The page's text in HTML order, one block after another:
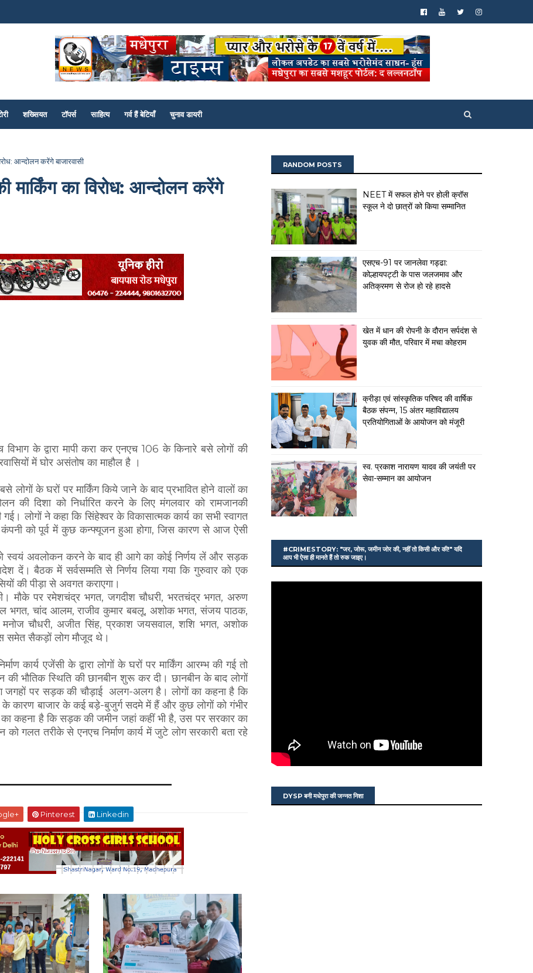
शख्सियत टॉपर्स साहित्य गर्व हैं बेटियाँ चुनाव डायरी
आन्दोलन करेंगे बाजारवासी
मार्किंग का विरोध: आन्दोलन करेंगे
के द्वारा मापी करा कर एनएच 106 के किनारे बसे लोगों की
में घोर असंतोष का माहौल है ।
लोगों के घरों पर मार्किंग किये जाने के बाद प्रभावित होने वालों का
दिशा को निर्धारित करने के लिए मंगलवार को रामजानकी
गई। लोगों ने कहा कि सिंहेश्वर के विकासात्मक कार्य का सभी स्वागत
कंपनी को पूर्व में कुछ कन्फ्यूजन हुआ होगा, जिस कारण से आज ऐसी
स्वयं अवलोकन करने के बाद ही आगे का कोई निर्णय लें और सड़क
दें। बैठक में सर्वसम्मति से निर्णय लिया गया कि गुरुवार को एक
की पीड़ा से अवगत कराएगा।
मौके पर रमेशचंद्र भगत, जगदीश चौधरी, भरतचंद्र भगत, अरुण
भगत, चांद आलम, राजीव कुमार बबलू, अशोक भगत, संजय पाठक,
मनोज चौधरी, अजीत सिंह, प्रकाश जयसवाल, शशि भगत, अशोक
समेत सैकड़ों लोग मौजूद थे।
कार्य एजेंसी के द्वारा लोगों के घरों पर मार्किंग आरम्भ की गई तो
भौतिक स्थिति की छानबीन शुरू कर दी। छानबीन के बाद लोगों
पर सड़क की चौड़ाई अलग-अलग है। लोगों का कहना है कि
के कारण बाजार के कई बड़े-बुजुर्ग सदमे में हैं और कुछ लोगों को गंभीर
का कहना है कि सड़क की जमीन जहां कहीं भी है, उस पर सरकार का
गलत तरीके से एनएच निर्माण कार्य में जुटे लोग सरकारी बता रहे
Pinterest Linkedin
RANDOM POSTS
NEET में सफल होने पर होली क्रॉस
स्कूल ने दो छात्रों को किया सम्मानित
एसएच-91 पर जानलेवा गड्ढा:
कोल्हायपट्टी के पास जलजमाव और
अतिक्रमण से रोज हो रहे हादसे
खेत में धान की रोपनी के दौरान सर्पदंश से
युवक की मौत, परिवार में मचा कोहराम
क्रीड़ा एवं सांस्कृतिक परिषद की वार्षिक
बैठक संपन्न, 15 अंतर महाविद्यालय
प्रतियोगिताओं के आयोजन को मंजूरी
स्व. प्रकाश नारायण यादव की जयंती पर
सेवा-सम्मान का आयोजन
#CRIMESTORY: "जर, जोरू, जमीन जोर की, नहीं तो किसी और की!" यदि
आप भी ऐसा ही मानते हैं तो रुक जाइए।
DYSP बनी मधेपुरा की जन्नत निशा